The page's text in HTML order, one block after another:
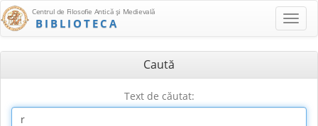
Centrul de Filosofie Antică şi Medievală
BIBLIOTECA
Caută
Text de căutat: